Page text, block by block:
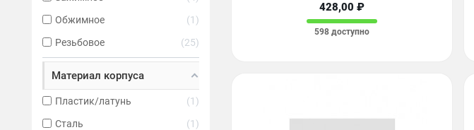
Обжимное
1
Резьбовое
25
Материал корпуса
Пластик/латунь
1
Сталь
1
428,00 ₽
598 доступно